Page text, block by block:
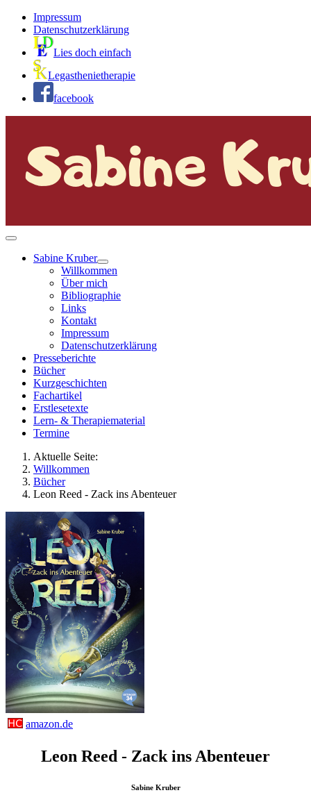
Impressum
Datenschutzerklärung
Lies doch einfach
Legasthenietherapie
facebook
Sabine Kruber
Willkommen
Über mich
Bibliographie
Links
Kontakt
Impressum
Datenschutzerklärung
Presseberichte
Bücher
Kurzgeschichten
Fachartikel
Erstlesetexte
Lern- & Therapiematerial
Termine
Aktuelle Seite:
Willkommen
Bücher
Leon Reed - Zack ins Abenteuer
amazon.de
Leon Reed - Zack ins Abenteuer
Sabine Kruber